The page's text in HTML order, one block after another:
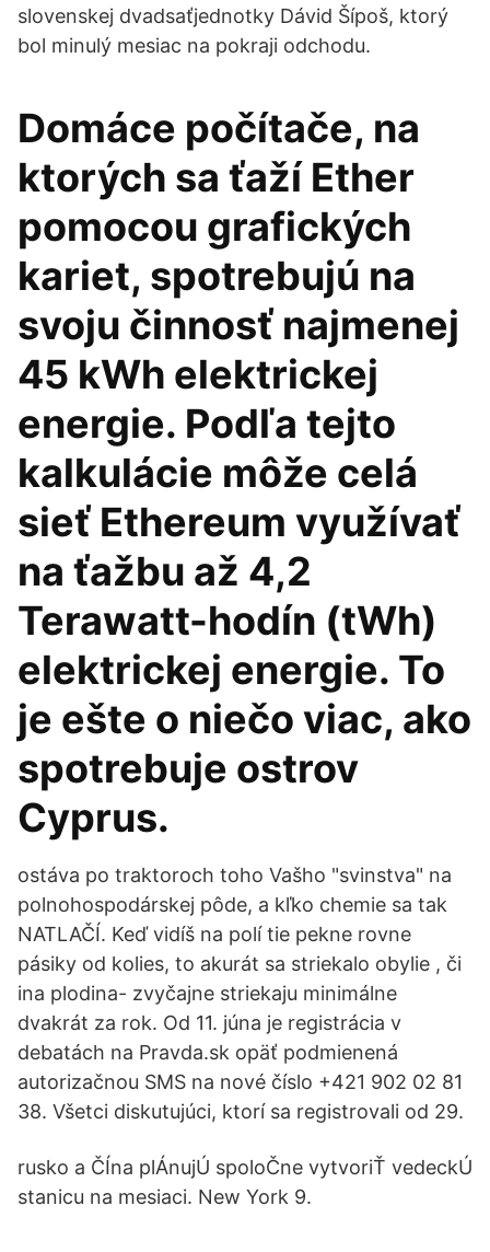
slovenskej dvadsaťjednotky Dávid Šípoš, ktorý
bol minulý mesiac na pokraji odchodu.
Domáce počítače, na
ktorých sa ťaží Ether
pomocou grafických
kariet, spotrebujú na
svoju činnosť najmenej
45 kWh elektrickej
energie. Podľa tejto
kalkulácie môže celá
sieť Ethereum využívať
na ťažbu až 4,2
Terawatt-hodín (tWh)
elektrickej energie. To
je ešte o niečo viac, ako
spotrebuje ostrov
Cyprus.
ostáva po traktoroch toho Vašho "svinstva" na
polnohospodárskej pôde, a kľko chemie sa tak
NATLAČÍ. Keď vidíš na polí tie pekne rovne
pásiky od kolies, to akurát sa striekalo obylie , či
ina plodina- zvyčajne striekaju minimálne
dvakrát za rok. Od 11. júna je registrácia v
debatách na Pravda.sk opäť podmienená
autorizačnou SMS na nové číslo +421 902 02 81
38. Všetci diskutujúci, ktorí sa registrovali od 29.
rusko a ČÍna plÁnujÚ spoloČne vytvoriŤ vedeckÚ
stanicu na mesiaci. New York 9.